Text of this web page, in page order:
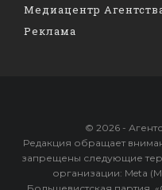
Медиацентр
Реклама
© 2026 -
Редакция обращает
запрещены следующие
организации: Meta